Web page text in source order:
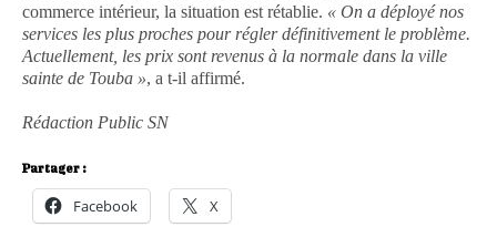
commerce intérieur, la situation est rétablie. « On a déployé nos
services les plus proches pour régler définitivement le problème.
Actuellement, les prix sont revenus à la normale dans la ville
sainte de Touba », a t-il affirmé.
Rédaction Public SN
Partager :
Facebook X